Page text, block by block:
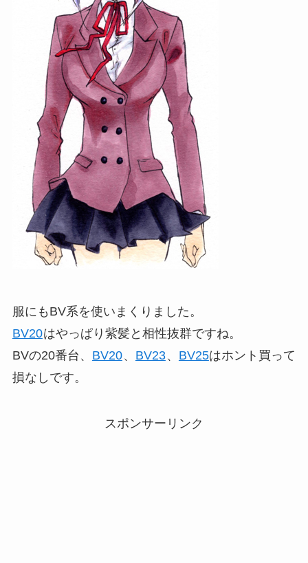
服にもBV系を使いまくりました。
BV20はやっぱり紫髪と相性抜群ですね。
BVの20番台、 BV20、 BV23、 BV25はホント買って
損なしです。
スポンサーリンク